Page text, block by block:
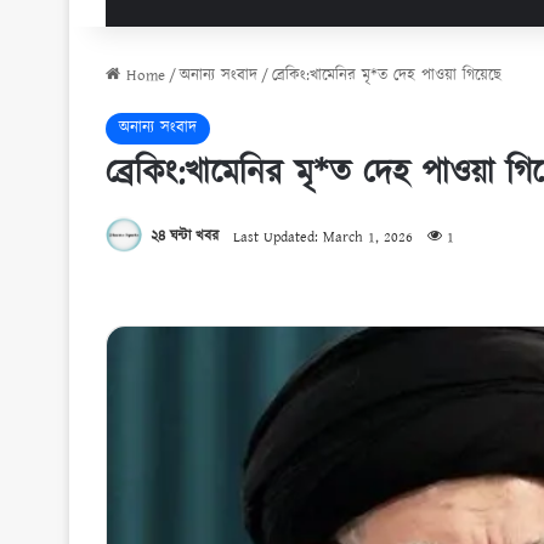
Home/অনান্য সংবাদ/ব্রেকিং:খামেনির মৃ*ত দেহ পাওয়া গিয়েছে
অনান্য সংবাদ
ব্রেকিং:খামেনির মৃ*ত দেহ পাওয়া
২৪ ঘন্টা খবর Last Updated: March 1, 2026 1